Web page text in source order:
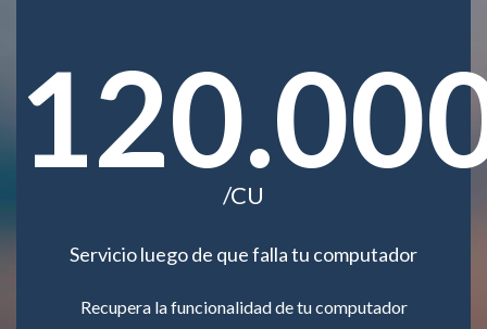
/CU
Servicio luego de que falla tu computador
Recupera la funcionalidad de tu computador